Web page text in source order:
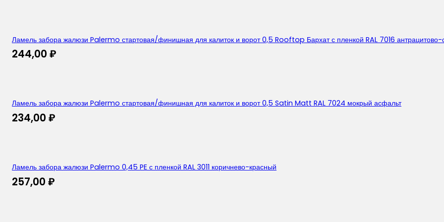
Ламель забора жалюзи Palermo стартовая/финишная для калиток и ворот 0,5 Rooftop Бархат с пленкой RAL 7016 антрацитово-
244,00 ₽
Ламель забора жалюзи Palermo стартовая/финишная для калиток и ворот 0,5 Satin Matt RAL 7024 мокрый асфальт
234,00 ₽
Ламель забора жалюзи Palermo 0,45 PE с пленкой RAL 3011 коричнево-красный
257,00 ₽